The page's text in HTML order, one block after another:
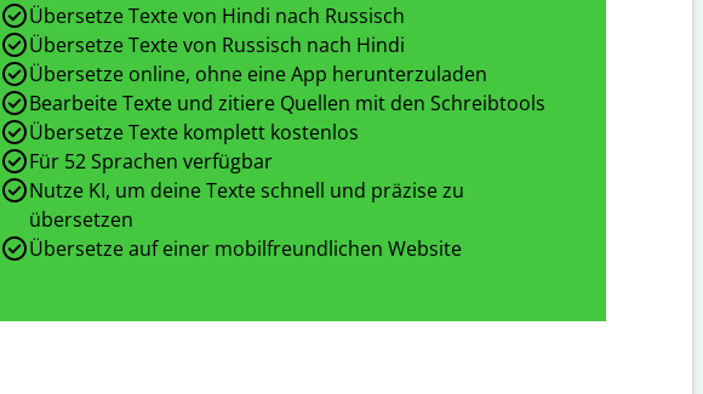
Übersetze Texte von Hindi nach Russisch
Übersetze Texte von Russisch nach Hindi
Übersetze online, ohne eine App herunterzuladen
Bearbeite Texte und zitiere Quellen mit den Schreibtools
Übersetze Texte komplett kostenlos
Für 52 Sprachen verfügbar
Nutze KI, um deine Texte schnell und präzise zu
übersetzen
Übersetze auf einer mobilfreundlichen Website